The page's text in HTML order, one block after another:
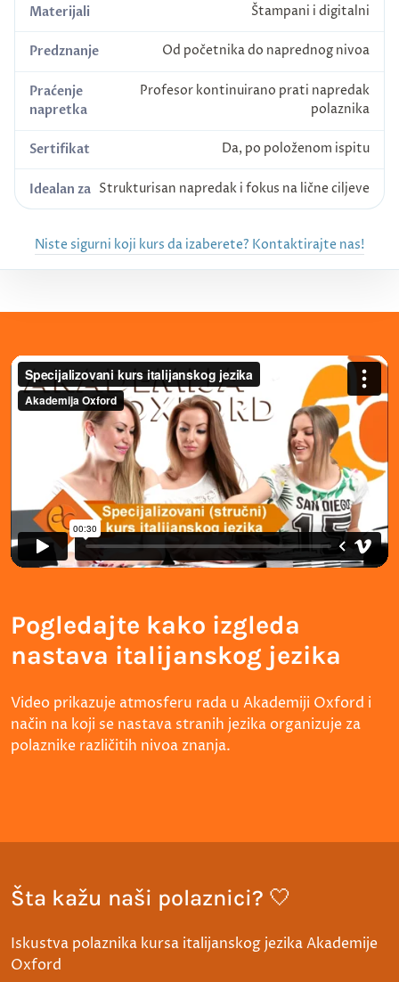
Materijali Štampani i digitalni
Predznanje Od početnika do naprednog nivoa
Praćenje
napretka
Profesor kontinuirano prati napredak
polaznika
Sertifikat Da, po položenom ispitu
Idealan za Strukturisan napredak i fokus na lične ciljeve
Niste sigurni koji kurs da izaberete? Kontaktirajte nas!
Pogledajte kako izgleda
nastava italijanskog jezika
Video prikazuje atmosferu rada u Akademiji Oxford i
način na koji se nastava stranih jezika organizuje za
polaznike različitih nivoa znanja.
Šta kažu naši polaznici? 🤍
Iskustva polaznika kursa italijanskog jezika Akademije
Oxford